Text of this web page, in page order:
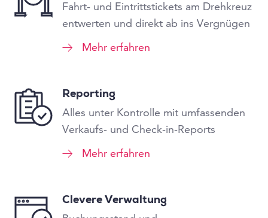
Fahrt- und Eintrittstickets am Drehkreuz
entwerten und direkt ab ins Vergnügen
Mehr erfahren
Reporting
Alles unter Kontrolle mit umfassenden
Verkaufs- und Check-in-Reports
Mehr erfahren
Clevere Verwaltung